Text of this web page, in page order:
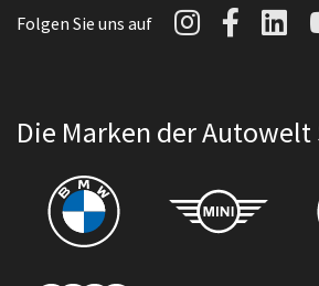
Folgen Sie uns auf Autowelt
Die Marken der